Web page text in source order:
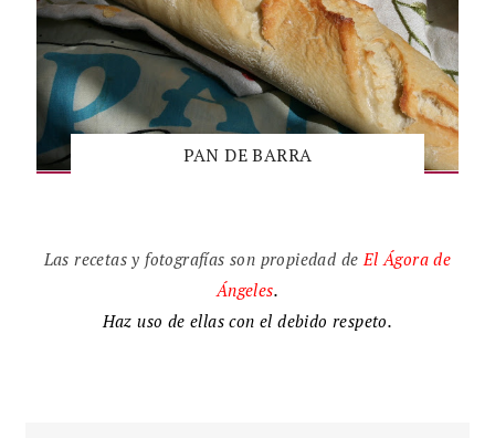
PAN DE BARRA
Las recetas y fotografías son propiedad de ElÁgora de
Ángeles.
Haz uso de ellas con el debido respeto.